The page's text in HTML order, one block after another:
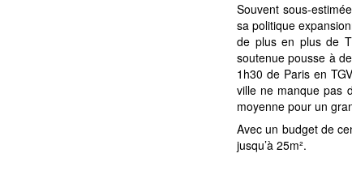
Souvent sous-
sa politique
de plus en plus de
soutenue pousse à
1h30 de Paris en
ville ne manque pas
moyenne pour un
Avec un budget de
jusqu’à 25m².